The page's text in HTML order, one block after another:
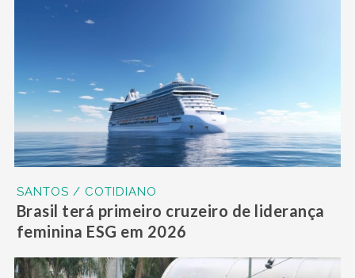
SANTOS / COTIDIANO
Brasil terá primeiro cruzeiro de liderança
feminina ESG em 2026